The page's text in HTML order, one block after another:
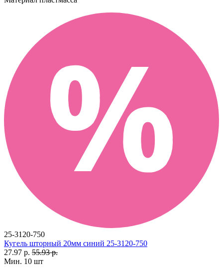
25-3120-750
Кугель шторный 20мм синий 25-3120-750
27.97 р. 55.93 р.
Мин. 10 шт